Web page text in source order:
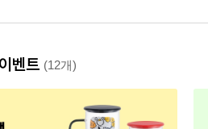
벤트 (12개)